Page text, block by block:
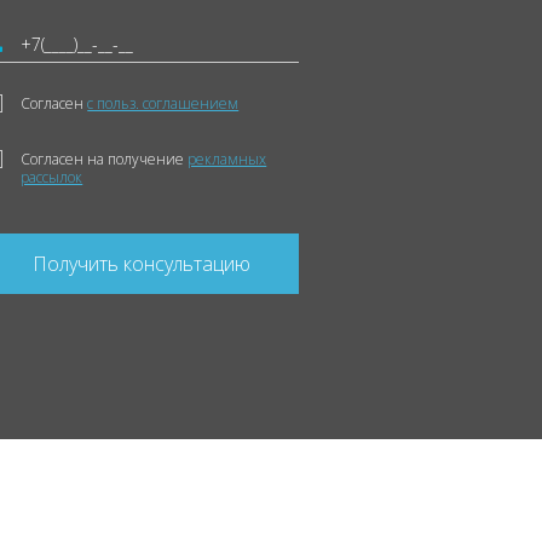
Согласенс польз. соглашением
Согласен на получение рекламных
рассылок
Получить консультацию